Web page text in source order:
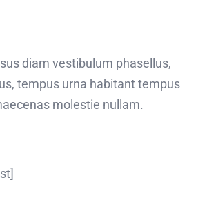
diam vestibulum phasellus,
tempus urna habitant tempus
molestie nullam.